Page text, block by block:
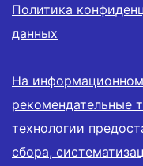
Политика
данных
На
рекомендательные
технологии
сбора,